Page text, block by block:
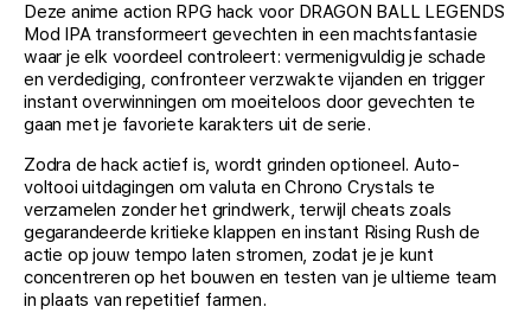
Deze anime action RPG hack voor DRAGON BALL LEGENDS
Mod IPA transformeert gevechten in een machtsfantasie
waar je elk voordeel controleert: vermenigvuldig je schade
en verdediging, confronteer verzwakte vijanden en trigger
instant overwinningen om moeiteloos door gevechten te
gaan met je favoriete karakters uit de serie.
Zodra de hack actief is, wordt grinden optioneel. Auto-
voltooi uitdagingen om valuta en Chrono Crystals te
verzamelen zonder het grindwerk, terwijl cheats zoals
gegarandeerde kritieke klappen en instant Rising Rush de
actie op jouw tempo laten stromen, zodat je je kunt
concentreren op het bouwen en testen van je ultieme team
in plaats van repetitief farmen.